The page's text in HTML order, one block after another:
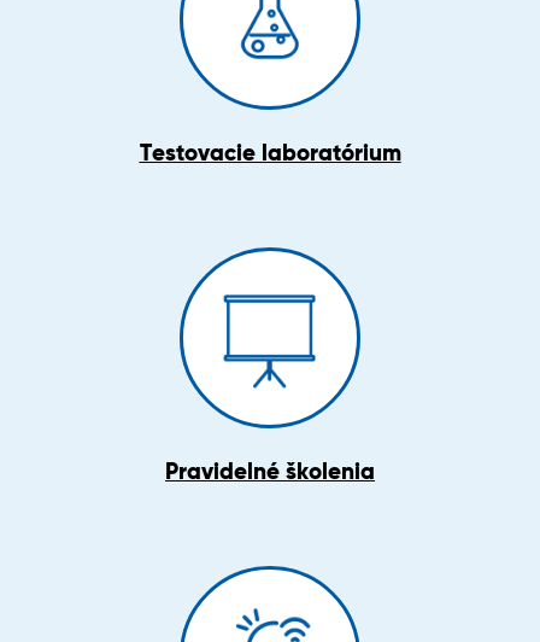
Testovacie laboratórium
Pravidelné školenia